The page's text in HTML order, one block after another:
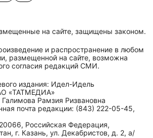
на сайте, защищены законом.
и распространение в любом
размещенной на сайте, возможна
согласия редакций СМИ.
издания: Идел-Идель
«ТАТМЕДИА»
Рамзия Ризвановна
почта редакции: (843) 222-05-45,
Российская Федерация,
г. Казань, ул. Декабристов, д. 2, а/